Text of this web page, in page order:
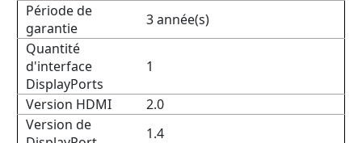
Période de
garantie
3 année(s)
Quantité
d'interface
DisplayPorts
1
Version HDMI
2.0
Version de
1.4